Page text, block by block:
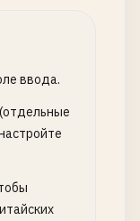
ввода.